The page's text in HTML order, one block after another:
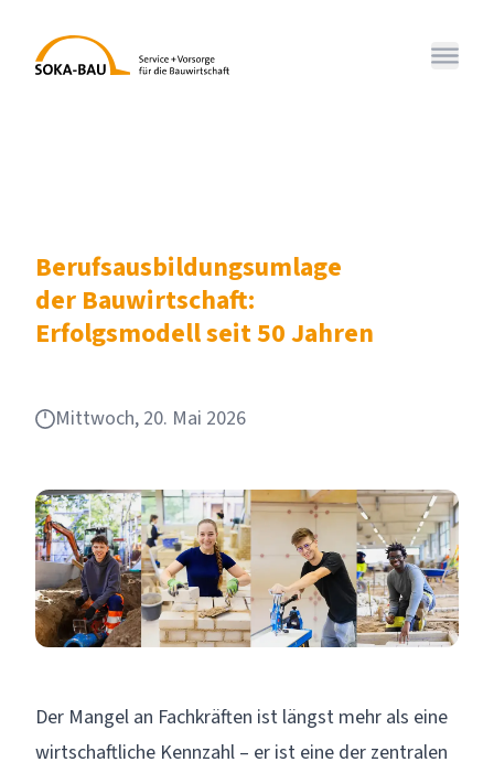
SOKA-BAU Menü
Berufsausbildungsumlage
der Bauwirtschaft:
Erfolgsmodell seit 50 Jahren
Mittwoch, 20. Mai 2026
Der Mangel an Fachkräften ist längst mehr als eine
wirtschaftliche Kennzahl – er ist eine der zentralen